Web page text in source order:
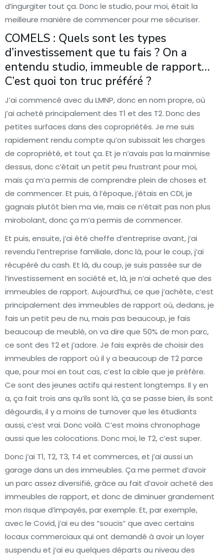
d’ingurgiter tout ça. Donc le studio, pour moi, était la
meilleure manière de commencer pour me sécuriser.
COMELS : Quels sont les types
d’investissement que tu fais ? On a
entendu studio, immeuble de rapport…
C’est quoi ton truc préféré ?
J’ai commencé avec du LMNP, donc en nom propre, où
j’ai acheté principalement des T1 et des T2. Donc des
petites surfaces dans des copropriétés. Je me suis
rapidement rendu compte qu’on subissait les charges
de copropriété, et tout ça. Et je n’avais pas la mainmise
dessus, donc c’était un petit peu frustrant pour moi,
mais ça m’a permis de comprendre plein de choses et
de commencer. Et puis, à l’époque, j’étais en CDI, je
gagnais plutôt bien ma vie, mais ce n’était pas non plus
mirobolant, donc ça m’a permis de commencer.
Et puis, ensuite, j’ai été cheffe d’entreprise avant, j’ai
revendu l’entreprise familiale, donc là, pour le coup, j’ai
récupéré du cash. Et là, du coup, je suis passée sur de
l’investissement en société et, là, je n’ai acheté que des
immeubles de rapport. Aujourd’hui, ce que j’achète, c’est
principalement des immeubles de rapport où, dedans, je
fais un petit peu de nu, mais pas beaucoup, je fais
beaucoup de meublé, on va dire que 50% de mon parc,
ce sont des T2 et j’adore. Je fais exprès de choisir des
immeubles de rapport où il y a beaucoup de T2 parce
que, pour moi en tout cas, c’est la cible que je préfère.
Ce sont des jeunes actifs qui restent longtemps. Il y en
a, ça fait trois ans qu’ils sont là, ça se passe bien, ils sont
dégourdis, il y a moins de turnover que les étudiants
aussi, c’est vrai. Donc voilà. C’est moins chronophage
aussi que les colocations. Donc moi, le T2, c’est super.
Donc j’ai T1, T2, T3, T4 et commerces, et j’ai aussi un
garage dans un des immeubles. Ça me permet d’avoir
un parc assez diversifié, grâce au fait d’avoir acheté des
immeubles de rapport, et donc de diminuer grandement
mon risque d’impayés, par exemple. Et, par exemple,
avec le Covid, j’ai eu des “soucis” que avec certains
locaux commerciaux qui ont demandé à avoir un loyer
suspendu et j’ai eu quelques départs au niveau des